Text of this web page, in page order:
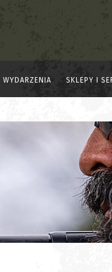
WYDARZENIA SKLEPY I